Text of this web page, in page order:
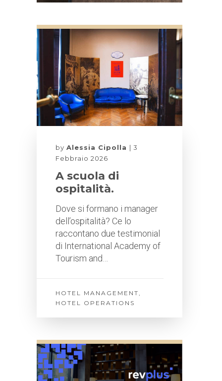
byAlessia Cipolla
3
Febbraio 2026
A scuola di
ospitalità.
Dove si formano i manager
dell’ospitalità? Ce lo
raccontano due testimonial
di International Academy of
Tourism and…
HOTEL MANAGEMENT,
HOTEL OPERATIONS